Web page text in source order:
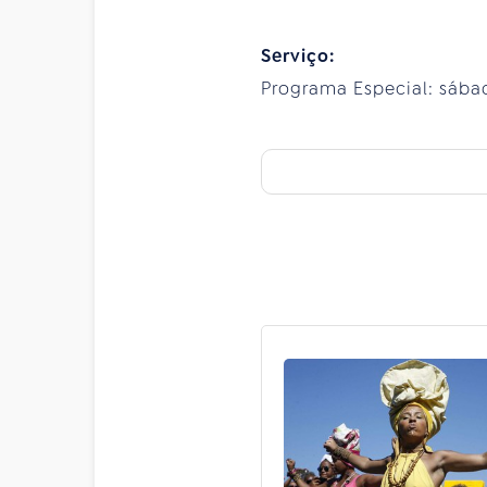
Serviço:
Programa Especial: